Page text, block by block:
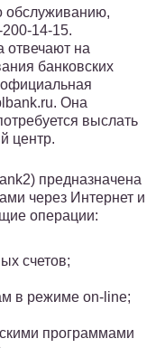
обслуживанию,
14-15.
отвечают на
банковских
официальная
Она
выслать
центр.
предназначена
через Интернет и
операции:
счетов;
в режиме on-line;
программами